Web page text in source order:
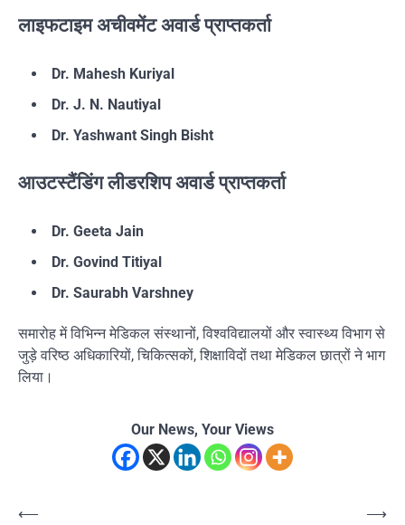
लाइफटाइम अचीवमेंट अवार्ड प्राप्तकर्ता
Dr. Mahesh Kuriyal
Dr. J. N. Nautiyal
Dr. Yashwant Singh Bisht
आउटस्टैंडिंग लीडरशिप अवार्ड प्राप्तकर्ता
Dr. Geeta Jain
Dr. Govind Titiyal
Dr. Saurabh Varshney
समारोह में विभिन्न मेडिकल संस्थानों, विश्वविद्यालयों और स्वास्थ्य विभाग से
जुड़े वरिष्ठ अधिकारियों, चिकित्सकों, शिक्षाविदों तथा मेडिकल छात्रों ने भाग
लिया।
Our News, Your Views
Post
⟵ ⟶